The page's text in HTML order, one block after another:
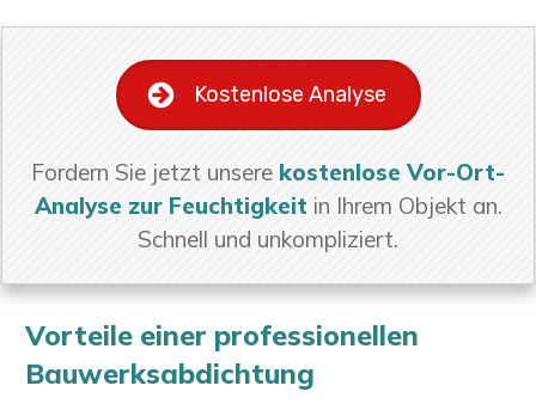
Kostenlose Analyse
Fordern Sie jetzt unsere kostenlose Vor-Ort-
Analyse zur Feuchtigkeit in Ihrem Objekt an.
Schnell und unkompliziert.
Vorteile einer professionellen
Bauwerksabdichtung